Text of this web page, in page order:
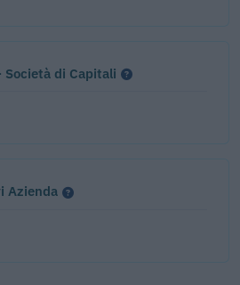
Società di Capitali
Azienda